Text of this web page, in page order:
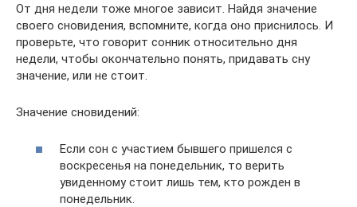
От дня недели тоже многое зависит. Найдя значение
своего сновидения, вспомните, когда оно приснилось. И
проверьте, что говорит сонник относительно дня
недели, чтобы окончательно понять, придавать сну
значение, или не стоит.
Значение сновидений:
Если сон с участием бывшего пришелся с
воскресенья на понедельник, то верить
увиденному стоит лишь тем, кто рожден в
понедельник.